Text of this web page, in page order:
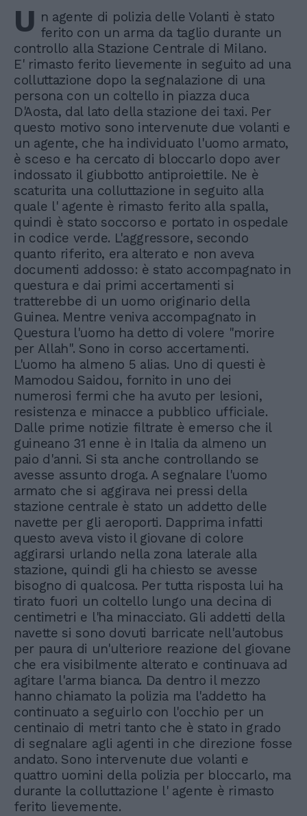
U n agente di polizia delle Volanti è stato
ferito con un arma da taglio durante un
controllo alla Stazione Centrale di Milano.
E' rimasto ferito lievemente in seguito ad una
colluttazione dopo la segnalazione di una
persona con un coltello in piazza duca
D'Aosta, dal lato della stazione dei taxi. Per
questo motivo sono intervenute due volanti e
un agente, che ha individuato l'uomo armato,
è sceso e ha cercato di bloccarlo dopo aver
indossato il giubbotto antiproiettile. Ne è
scaturita una colluttazione in seguito alla
quale l' agente è rimasto ferito alla spalla,
quindi è stato soccorso e portato in ospedale
in codice verde. L'aggressore, secondo
quanto riferito, era alterato e non aveva
documenti addosso: è stato accompagnato in
questura e dai primi accertamenti si
tratterebbe di un uomo originario della
Guinea. Mentre veniva accompagnato in
Questura l'uomo ha detto di volere "morire
per Allah". Sono in corso accertamenti.
L'uomo ha almeno 5 alias. Uno di questi è
Mamodou Saidou, fornito in uno dei
numerosi fermi che ha avuto per lesioni,
resistenza e minacce a pubblico ufficiale.
Dalle prime notizie filtrate è emerso che il
guineano 31 enne è in Italia da almeno un
paio d'anni. Si sta anche controllando se
avesse assunto droga. A segnalare l'uomo
armato che si aggirava nei pressi della
stazione centrale è stato un addetto delle
navette per gli aeroporti. Dapprima infatti
questo aveva visto il giovane di colore
aggirarsi urlando nella zona laterale alla
stazione, quindi gli ha chiesto se avesse
bisogno di qualcosa. Per tutta risposta lui ha
tirato fuori un coltello lungo una decina di
centimetri e l'ha minacciato. Gli addetti della
navette si sono dovuti barricate nell'autobus
per paura di un'ulteriore reazione del giovane
che era visibilmente alterato e continuava ad
agitare l'arma bianca. Da dentro il mezzo
hanno chiamato la polizia ma l'addetto ha
continuato a seguirlo con l'occhio per un
centinaio di metri tanto che è stato in grado
di segnalare agli agenti in che direzione fosse
andato. Sono intervenute due volanti e
quattro uomini della polizia per bloccarlo, ma
durante la colluttazione l' agente è rimasto
ferito lievemente.